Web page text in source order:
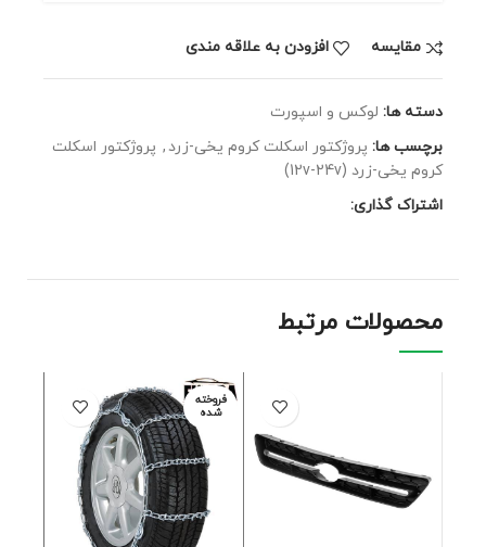
مقايسه افزودن به علاقه مندی
دسته ها: لوکس و اسپورت
برچسب ها: پروژکتور اسکلت کروم یخی-زرد , پروژکتور اسکلت
کروم یخی-زرد (12v-24v)
اشتراک گذاری:
محصولات مرتبط
فروخته
شده